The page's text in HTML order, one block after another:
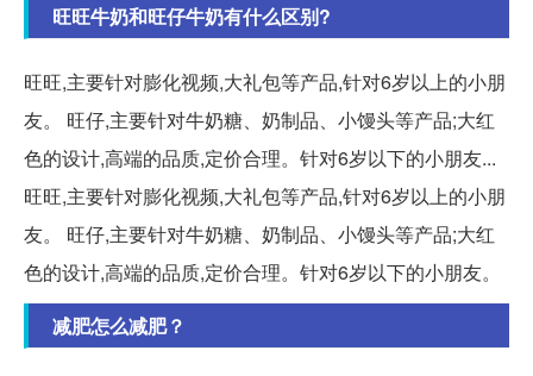
旺旺牛奶和旺仔牛奶有什么区别?
旺旺,主要针对膨化视频,大礼包等产品,针对6岁以上的小朋
友。 旺仔,主要针对牛奶糖、奶制品、小馒头等产品;大红
色的设计,高端的品质,定价合理。针对6岁以下的小朋友...
旺旺,主要针对膨化视频,大礼包等产品,针对6岁以上的小朋
友。 旺仔,主要针对牛奶糖、奶制品、小馒头等产品;大红
色的设计,高端的品质,定价合理。针对6岁以下的小朋友。
减肥怎么减肥？